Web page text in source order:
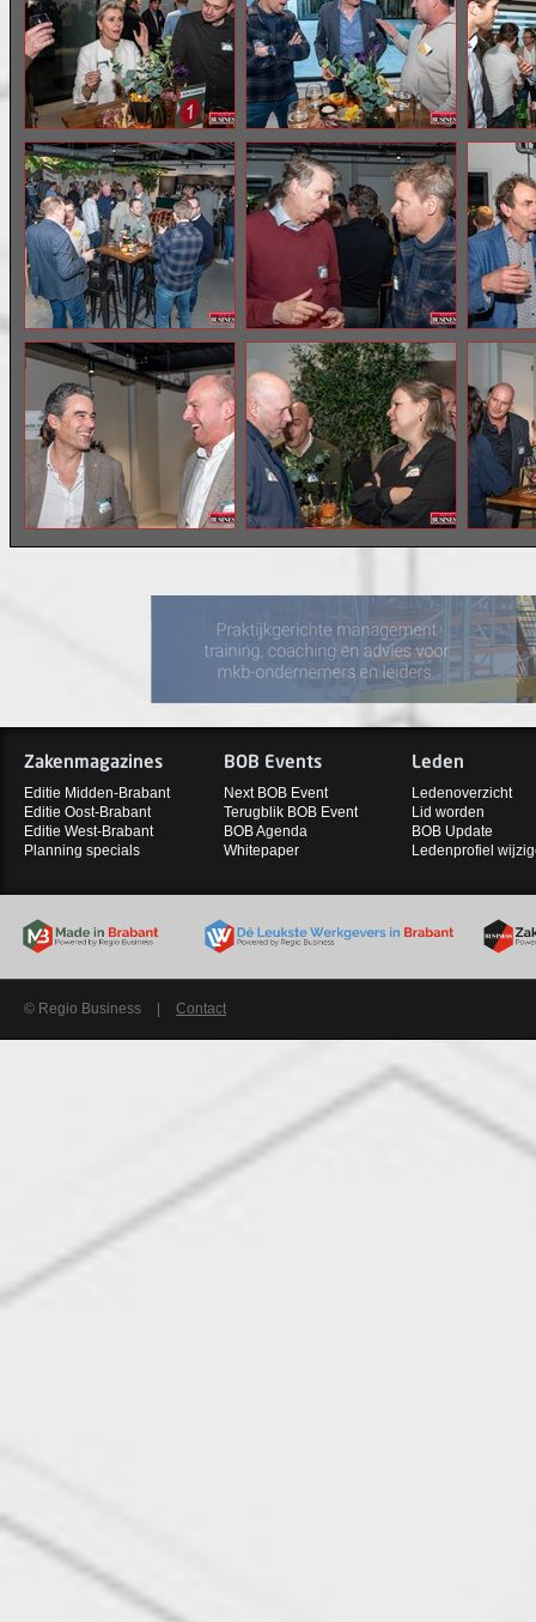
Zakenmagazines
Editie Midden-Brabant
Editie Oost-Brabant
Editie West-Brabant
Planning specials
BOB Events
Next BOB Event
Terugblik BOB Event
BOB Agenda
Whitepaper
Leden
Ledenoverzicht
Lid worden
BOB Update
Ledenprofiel
© Regio Business Contact